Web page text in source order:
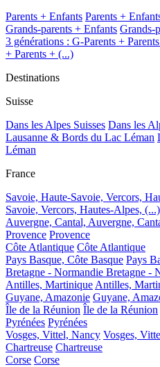
Parents + Enfants Parents +
Grands-parents + Enfants Grands-
3 générations : G-Parents +
+ Parents + (...)
Destinations
Suisse
Dans les Alpes Suisses Dans les
Lausanne & Bords du Lac Léman
Léman
France
Savoie, Haute-Savoie, Vercors,
Savoie, Vercors, Hautes-Alpes, (...)
Auvergne, Cantal, Auvergne,
Provence Provence
Côte Atlantique Côte Atlantique
Pays Basque, Côte Basque Pays
Bretagne - Normandie Bretagne -
Antilles, MartiniqueAntilles,
Guyane, Amazonie Guyane,
Île de la Réunion Île de la Réunion
Pyrénées Pyrénées
Vosges, Vittel, Nancy Vosges,
Chartreuse Chartreuse
Corse Corse